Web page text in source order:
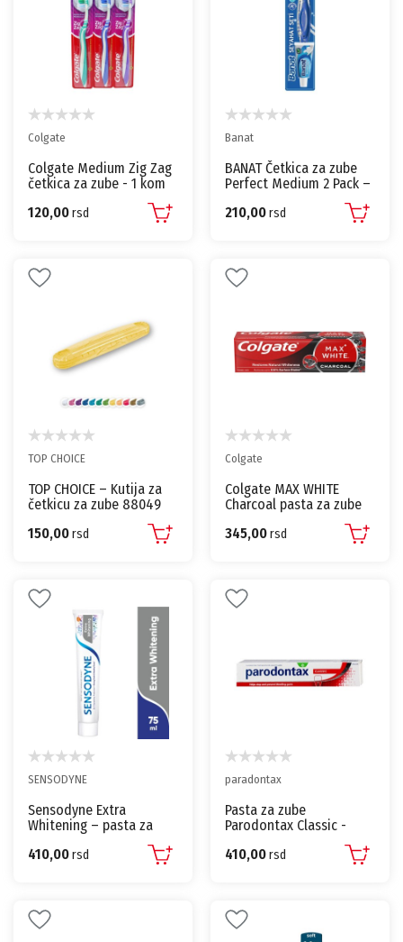
Colgate
Colgate Medium Zig Zag
četkica za zube - 1 kom
120,00rsd
Banat
BANAT Četkica za zube
Perfect Medium 2 Pack –
210,00rsd
TOP CHOICE
TOP CHOICE – Kutija za
četkicu za zube 88049
150,00rsd
Colgate
Colgate MAX WHITE
Charcoal pasta za zube
aktivnim ugljem
345,00rsd
SENSODYNE
Sensodyne Extra
Whitening – pasta za
osetljive zube, 75 ml
410,00rsd
paradontax
Pasta za zube
Parodontax Classic -
410,00rsd